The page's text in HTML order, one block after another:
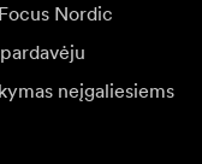
Nordic
neįgaliesiems